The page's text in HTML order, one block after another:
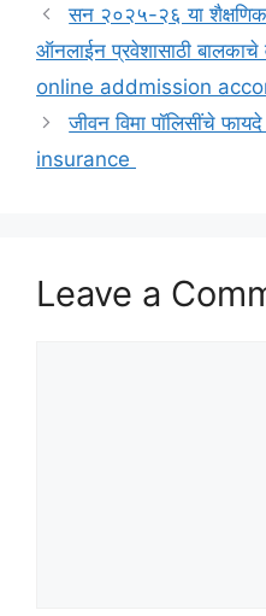
सन २०२५-२६ या
ऑनलाईन प्रवेशासाठी बालकाचे
online addmission
जीवन विमा पॉलिसींचे
insurance
Leave a